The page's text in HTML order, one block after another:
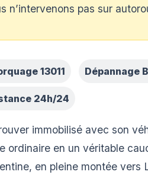
n’intervenons pas sur
13011 Dépannage
24h/24
immobilisé avec son
ordinaire en un véritable
en pleine montée